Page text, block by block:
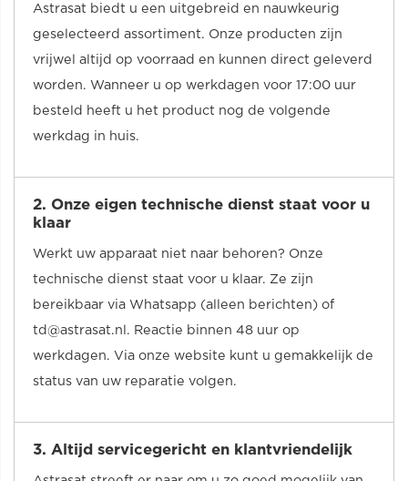
Astrasat biedt u een uitgebreid en nauwkeurig
geselecteerd assortiment. Onze producten zijn
vrijwel altijd op voorraad en kunnen direct geleverd
worden. Wanneer u op werkdagen voor 17:00 uur
besteld heeft u het product nog de volgende
werkdag in huis.
2. Onze eigen technische dienst staat voor u
klaar
Werkt uw apparaat niet naar behoren? Onze
technische dienst staat voor u klaar. Ze zijn
bereikbaar via Whatsapp (alleen berichten) of
td@astrasat.nl . Reactie binnen 48 uur op
werkdagen. Via onze website kunt u gemakkelijk de
status van uw reparatie volgen.
3. Altijd servicegericht en klantvriendelijk